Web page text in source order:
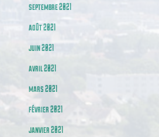
septembre 2021
août 2021
juin 2021
avril 2021
mars 2021
février 2021
janvier 2021